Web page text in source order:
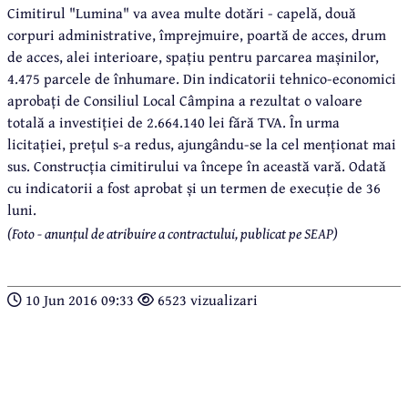
Cimitirul "Lumina" va avea multe dotări - capelă, două
corpuri administrative, împrejmuire, poartă de acces, drum
de acces, alei interioare, spațiu pentru parcarea mașinilor,
4.475 parcele de înhumare. Din indicatorii tehnico-economici
aprobați de Consiliul Local Câmpina a rezultat o valoare
totală a investiției de 2.664.140 lei fără TVA. În urma
licitației, prețul s-a redus, ajungându-se la cel menționat mai
sus. Construcția cimitirului va începe în această vară. Odată
cu indicatorii a fost aprobat și un termen de execuție de 36
luni.
(Foto - anunțul de atribuire a contractului, publicat pe SEAP)
10 Jun 2016 09:33 6523 vizualizari